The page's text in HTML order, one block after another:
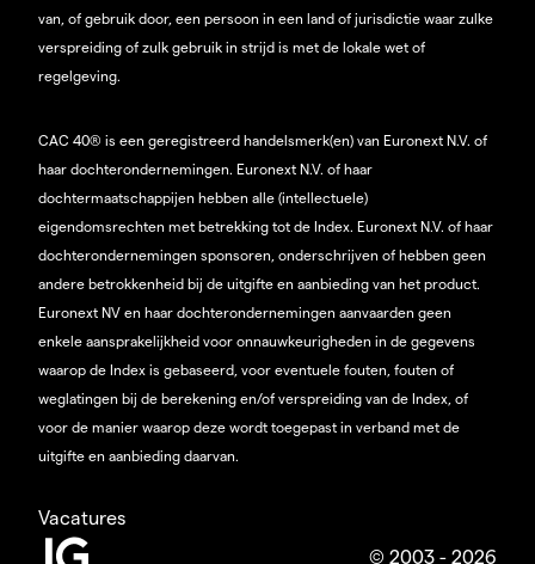
van, of gebruik door, een persoon in een land of jurisdictie waar zulke
verspreiding of zulk gebruik in strijd is met de lokale wet of
regelgeving.
CAC 40® is een geregistreerd handelsmerk(en) van Euronext N.V. of
haar dochterondernemingen. Euronext N.V. of haar
dochtermaatschappijen hebben alle (intellectuele)
eigendomsrechten met betrekking tot de Index. Euronext N.V. of haar
dochterondernemingen sponsoren, onderschrijven of hebben geen
andere betrokkenheid bij de uitgifte en aanbieding van het product.
Euronext NV en haar dochterondernemingen aanvaarden geen
enkele aansprakelijkheid voor onnauwkeurigheden in de gegevens
waarop de Index is gebaseerd, voor eventuele fouten, fouten of
weglatingen bij de berekening en/of verspreiding van de Index, of
voor de manier waarop deze wordt toegepast in verband met de
uitgifte en aanbieding daarvan.
Vacatures
© 2003 - 2026